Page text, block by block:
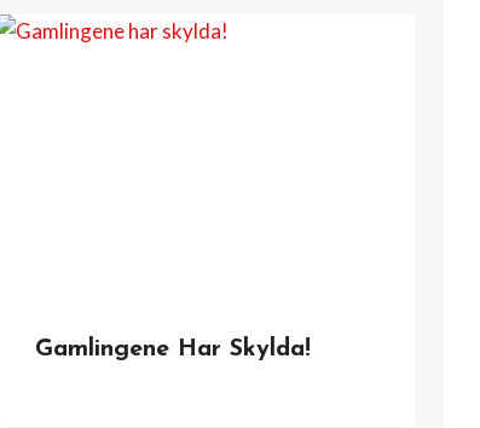
Gamlingene Har Skylda!